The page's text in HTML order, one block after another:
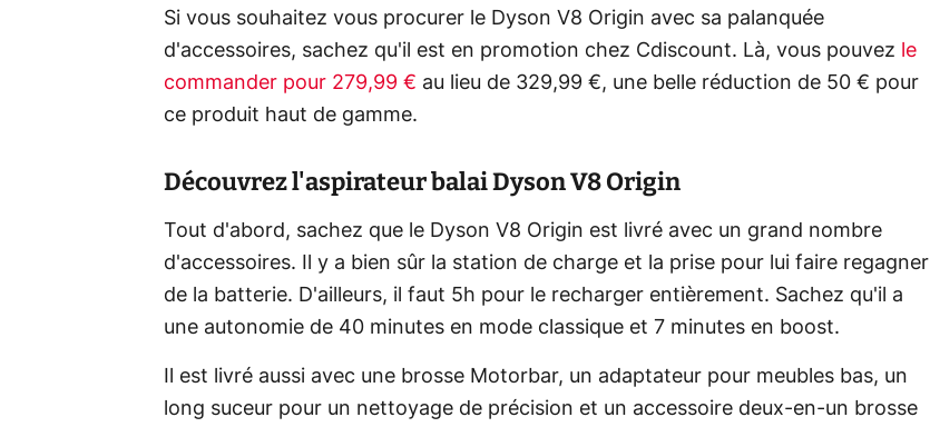
Si vous souhaitez vous procurer le Dyson V8 Origin avec sa palanquée
d'accessoires, sachez qu'il est en promotion chez Cdiscount. Là, vous pouvez
le
commander pour 279,99 € au lieu de 329,99 €, une belle réduction de 50 € pour
ce produit haut de gamme.
Découvrez l'aspirateur balai Dyson V8 Origin
Tout d'abord, sachez que le Dyson V8 Origin est livré avec un grand nombre
d'accessoires. Il y a bien sûr la station de charge et la prise pour lui faire regagner
de la batterie. D'ailleurs, il faut 5h pour le recharger entièrement. Sachez qu'il a
une autonomie de 40 minutes en mode classique et 7 minutes en boost.
Il est livré aussi avec une brosse Motorbar, un adaptateur pour meubles bas, un
long suceur pour un nettoyage de précision et un accessoire deux-en-un brosse